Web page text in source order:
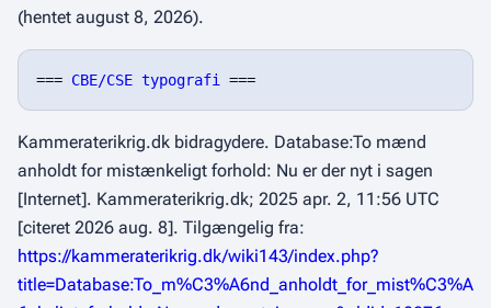
(hentet august 8, 2026).
=== CBE/CSE typografi
Kammeraterikrig.dk bidragydere. Database:To mænd
anholdt for mistænkeligt forhold: Nu er der nyt i sagen
[Internet]. Kammeraterikrig.dk; 2025 apr. 2, 11:56 UTC
[citeret 2026 aug. 8]. Tilgængelig fra:
https://kammeraterikrig.dk/wiki143/index.php?
title=Database:To_m%C3%A6nd_anholdt_for_mist%C3%A